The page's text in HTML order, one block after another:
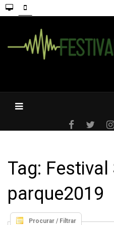
Tag: Festival
parque2019
Procurar / Filtrar